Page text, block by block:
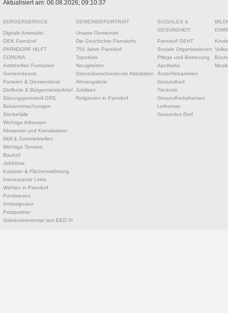
Aktualisiert am: 06.08.2026; 09:10:37
BÜRGERSERVICE
Digitale Amtstafel
ÖEK Parndorf
PARNDORF HILFT
CORONA
Amtshelfer/ Formulare
Gemeindeamt
Parteien & Gemeinderat
Dorfbote & Bürgermeisterbrief
Sitzungsprotokoll GRS
Bekanntmachungen
Sterbefälle
Wichtige Adressen
Abwasser und Kanalisation
Müll & Sammelstellen
Wichtige Termine
Bauhof
Jobbörse
Kataster & Flächenwidmung
Interessante Links
Wahlen in Parndorf
Fundwesen
Amtssignatur
Postpartner
Gebäudeinventar laut EED III
GEMEINDEPORTRAIT
Unsere Gemeinde
Die Geschichte Parndorfs
750 Jahre Parndorf
Topothek
Neuigkeiten
Grenzüberschreitende Aktivitäten
Ahnengalerie
Jubiläen
Religionen in Parndorf
SOZIALES &
GESUNDHEIT
Parndorf GEHT
Soziale Organisationen
Pflege und Betreuung
Apotheke
Ärzte/Hebammen
Gesundheit
Tierärzte
Gesundheitsthemen
Leihomas
Gesundes Dorf